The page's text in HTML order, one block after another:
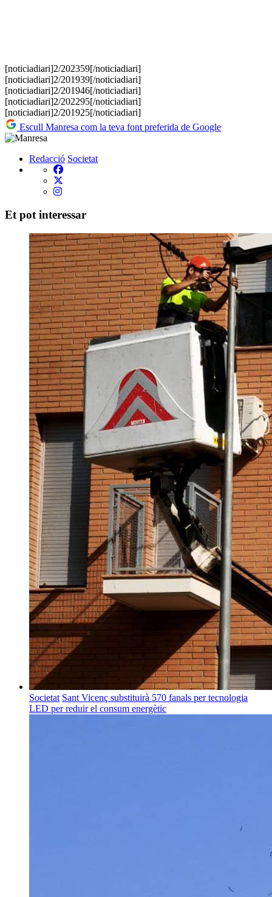
[noticiadiari]2/202359[/noticiadiari]
[noticiadiari]2/201939[/noticiadiari]
[noticiadiari]2/201946[/noticiadiari]
[noticiadiari]2/202295[/noticiadiari]
[noticiadiari]2/201925[/noticiadiari]
Escull Manresa com la teva font preferida de Google
Redacció Societat
Et pot interessar
Societat Sant Vicenç substituirà 570 fanals per tecnologia
LED per reduir el consum energètic